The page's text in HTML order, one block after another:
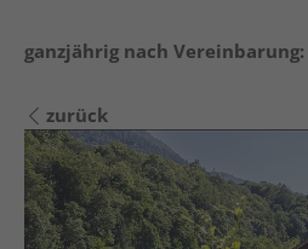
ganzjährig nach Vereinbarung:
zurück